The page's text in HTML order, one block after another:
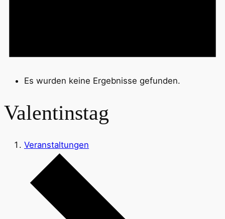
Es wurden keine Ergebnisse gefunden.
Valentinstag
Veranstaltungen